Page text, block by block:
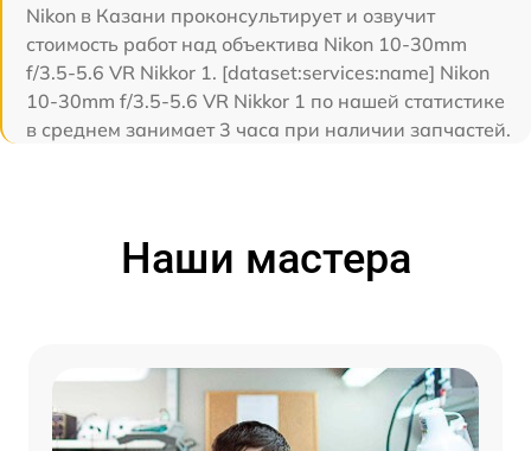
Nikon в Казани проконсультирует и озвучит
стоимость работ над объектива Nikon 10-30mm
f/3.5-5.6 VR Nikkor 1. [dataset:services:name] Nikon
10-30mm f/3.5-5.6 VR Nikkor 1 по нашей статистике
в среднем занимает 3 часа при наличии запчастей.
Наши мастера